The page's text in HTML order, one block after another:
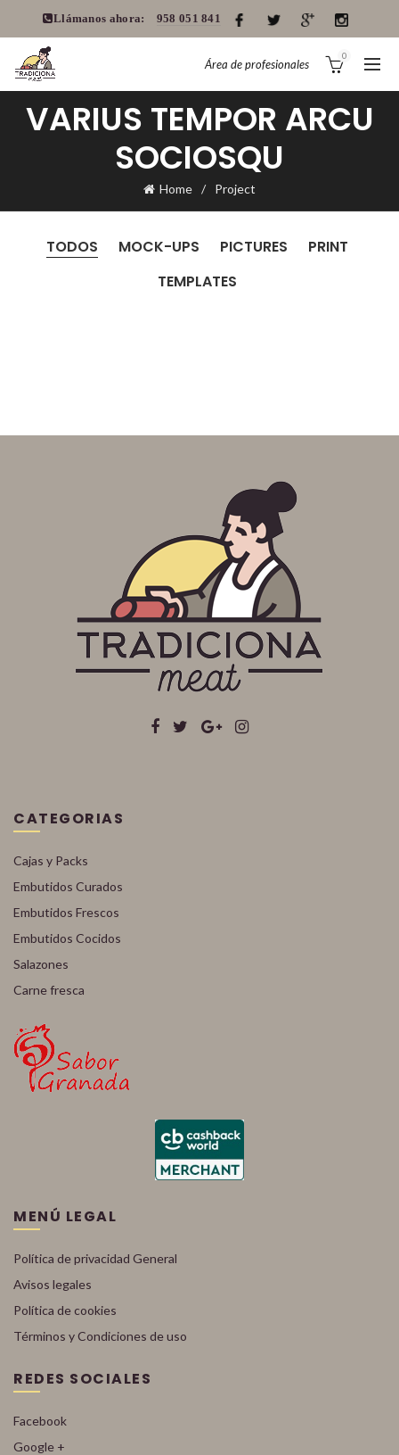
Llámanos ahora: 958 051 841
Área de profesionales
0
VARIUS TEMPOR ARCU
SOCIOSQU
Home Project
TODOS MOCK-UPS PICTURES
PRINT
TEMPLATES
CATEGORIAS
Cajas y Packs
Embutidos Curados
Embutidos Frescos
Embutidos Cocidos
Salazones
Carne fresca
MENÚ LEGAL
Política de privacidad General
Avisos legales
Política de cookies
Términos y Condiciones de uso
REDES SOCIALES
Facebook
Google +